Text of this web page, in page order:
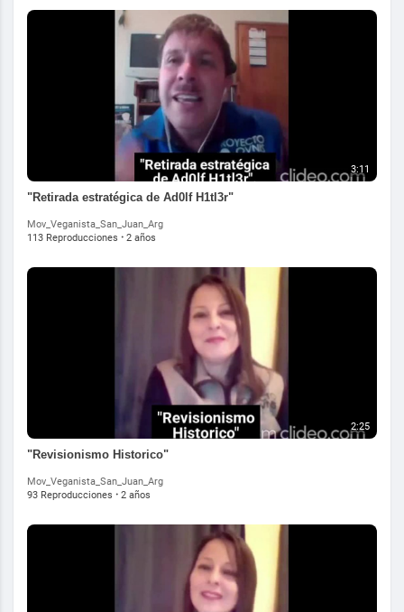
3:11
"Retirada estratégica de Ad0lf H1tl3r"
Mov_Veganista_San_Juan_Arg
113 Reproducciones · 2 años
2:25
"Revisionismo Historico"
Mov_Veganista_San_Juan_Arg
93 Reproducciones · 2 años